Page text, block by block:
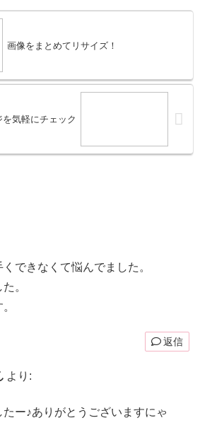
画像をまとめてリサイズ！
気軽にチェック
できなくて悩んでました。
。
返信
より:
ー♪ありがとうございますにゃ